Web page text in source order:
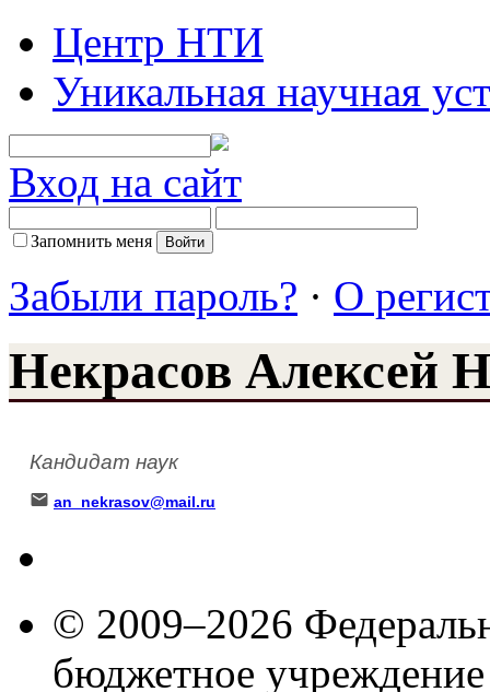
Центр НТИ
Уникальная научная
Вход на сайт
Запомнить меня
Забыли пароль? · О
Некрасов Алексей
Кандидат наук
an_nekrasov@mail.ru
© 2009–2026
бюджетное